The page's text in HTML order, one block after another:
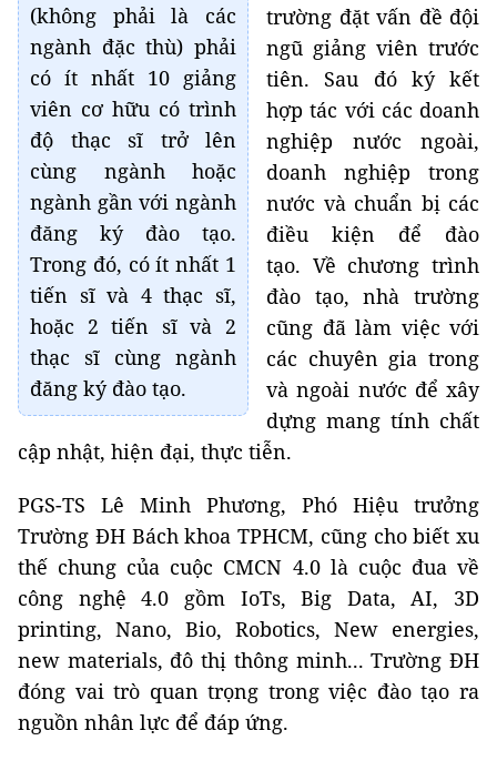
(không phải là các
ngành đặc thù) phải
có ít nhất 10 giảng
viên cơ hữu có trình
độ thạc sĩ trở lên
cùng ngành hoặc
ngành gần với ngành
đăng ký đào tạo.
Trong đó, có ít nhất 1
tiến sĩ và 4 thạc sĩ,
hoặc 2 tiến sĩ và 2
thạc sĩ cùng ngành
đăng ký đào tạo.
trường đặt vấn đề đội
ngũ giảng viên trước
tiên. Sau đó ký kết
hợp tác với các doanh
nghiệp nước ngoài,
doanh nghiệp trong
nước và chuẩn bị các
điều kiện để đào
tạo. Về chương trình
đào tạo, nhà trường
cũng đã làm việc với
các chuyên gia trong
và ngoài nước để xây
dựng mang tính chất
cập nhật, hiện đại, thực tiễn.
PGS-TS Lê Minh Phương, Phó Hiệu trưởng
Trường ĐH Bách khoa TPHCM, cũng cho biết xu
thế chung của cuộc CMCN 4.0 là cuộc đua về
công nghệ 4.0 gồm IoTs, Big Data, AI, 3D
printing, Nano, Bio, Robotics, New energies,
new materials, đô thị thông minh... Trường ĐH
đóng vai trò quan trọng trong việc đào tạo ra
nguồn nhân lực để đáp ứng.